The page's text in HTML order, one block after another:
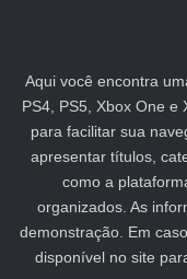
Aqui você encontra
PS4, PS5, Xbox One e
para facilitar sua
apresentar títulos,
como a
organizados. As
demonstração. Em
disponível no site